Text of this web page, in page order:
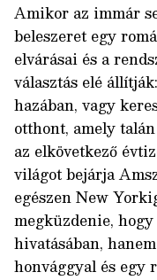
Amikor az immár
beleszeret egy
elvárásai és a
választás elé
hazában, vagy
otthont, amely
az elkövetkező
világot bejárja
egészen New
megküzdenie,
hivatásában,
honvággyal és egy